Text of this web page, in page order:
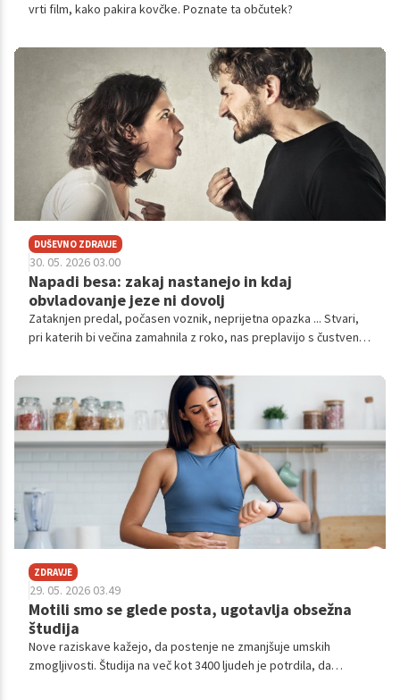
vrti film, kako pakira kovčke. Poznate ta občutek?
DUŠEVNO ZDRAVJE
30. 05. 2026 03.00
Napadi besa: zakaj nastanejo in kdaj
obvladovanje jeze ni dovolj
Zataknjen predal, počasen voznik, neprijetna opazka ... Stvari,
pri katerih bi večina zamahnila z roko, nas preplavijo s čustvenim
ZDRAVJE
29. 05. 2026 03.49
Motili smo se glede posta, ugotavlja obsežna
študija
Nove raziskave kažejo, da postenje ne zmanjšuje umskih
zmogljivosti. Študija na več kot 3400 ljudeh je potrdila, da